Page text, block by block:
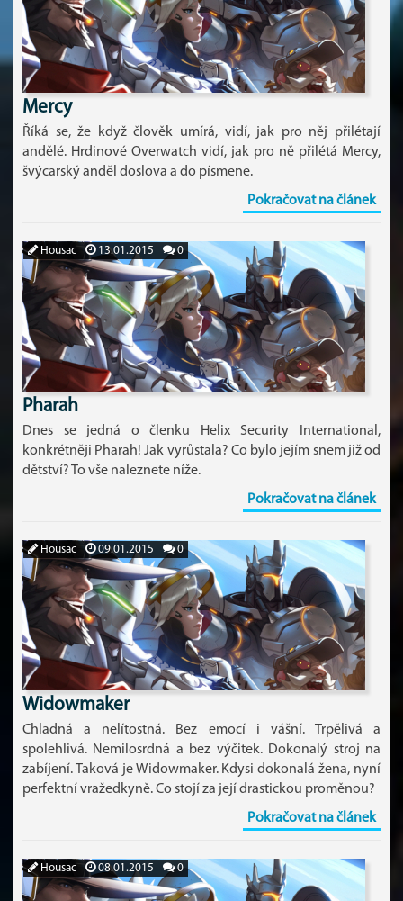
Mercy
Říká se, že když člověk umírá, vidí, jak pro něj přilétají
andělé. Hrdinové Overwatch vidí, jak pro ně přilétá Mercy,
švýcarský anděl doslova a do písmene.
Pokračovat na článek
Housac 13.01.2015 0
Pharah
Dnes se jedná o členku Helix Security International,
konkrétněji Pharah! Jak vyrůstala? Co bylo jejím snem již od
dětství? To vše naleznete níže.
Pokračovat na článek
Housac 09.01.2015 0
Widowmaker
Chladná a nelítostná. Bez emocí i vášní. Trpělivá a
spolehlivá. Nemilosrdná a bez výčitek. Dokonalý stroj na
zabíjení. Taková je Widowmaker. Kdysi dokonalá žena, nyní
perfektní vražedkyně. Co stojí za její drastickou proměnou?
Pokračovat na článek
Housac 08.01.2015 0